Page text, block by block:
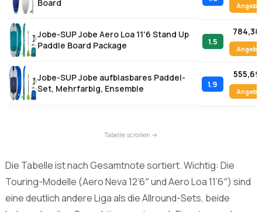
Die Tabelle ist nach Gesamtnote sortiert. Wichtig: Die
eine deutlich andere Liga als die Allround-Sets, beide
Unsere Auszeichnungen im Jobe SUP Vergleich
Vergleichssieger: Jobe Aero Neva 12’6″ Stand Up